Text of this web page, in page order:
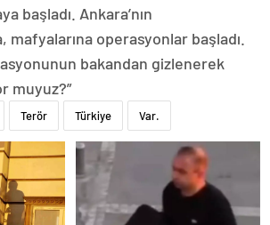
başladı. Ankara’nın
mafyalarına operasyonlar başladı.
bakandan gizlenerek
muyuz?”
Terör Türkiye Var.